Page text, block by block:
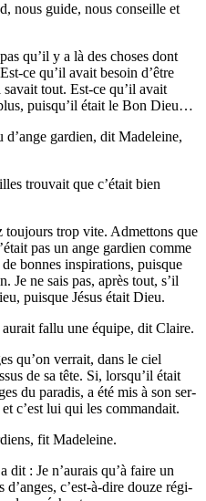
nous guide, nous conseille et
qu’il y a là des choses dont
ce qu’il avait besoin d’être
tout. Est-ce qu’il avait
puis­qu’il était le Bon Dieu…
gar­dien, dit Made­leine,
trou­vait que c’é­tait bien
trop vite. Admet­tons que
pas un ange gar­dien comme
bonnes ins­pi­ra­tions, puisque
Je ne sais pas, après tout, s’il
puisque Jésus était Dieu.
fal­lu une équipe, dit Claire.
qu’on ver­rait, dans le ciel
de sa tête. Si, lors­qu’il était
du para­dis, a été mis à son ser­
c’est lui qui les commandait.
fit Madeleine.
dit : Je n’au­rais qu’à faire un
c’est-à-dire douze régi­